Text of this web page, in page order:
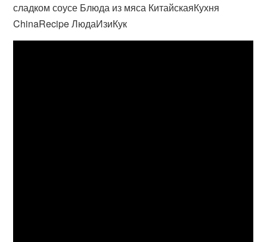
сладком соусе Блюда из мяса КитайскаяКухня
ChinaRecipe ЛюдаИзиКук